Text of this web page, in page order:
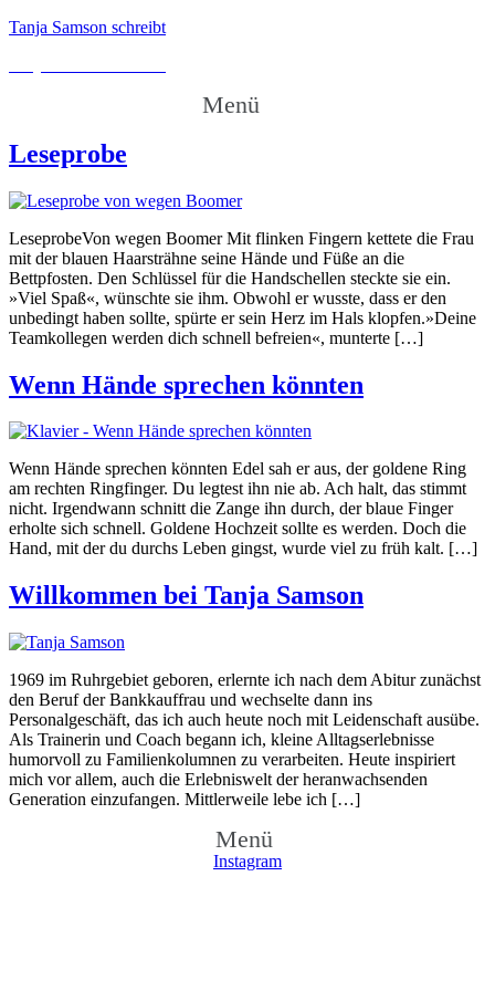
Tanja Samson schreibt
Menü
Leseprobe
LeseprobeVon wegen Boomer Mit flinken Fingern kettete die Frau
mit der blauen Haarsträhne seine Hände und Füße an die
Bettpfosten. Den Schlüssel für die Handschellen steckte sie ein.
»Viel Spaß«, wünschte sie ihm. Obwohl er wusste, dass er den
unbedingt haben sollte, spürte er sein Herz im Hals klopfen.»Deine
Teamkollegen werden dich schnell befreien«, munterte […]
Wenn Hände sprechen könnten
Wenn Hände sprechen könnten Edel sah er aus, der goldene Ring
am rechten Ringfinger. Du legtest ihn nie ab. Ach halt, das stimmt
nicht. Irgendwann schnitt die Zange ihn durch, der blaue Finger
erholte sich schnell. Goldene Hochzeit sollte es werden. Doch die
Hand, mit der du durchs Leben gingst, wurde viel zu früh kalt. […]
Willkommen bei Tanja Samson
1969 im Ruhrgebiet geboren, erlernte ich nach dem Abitur zunächst
den Beruf der Bankkauffrau und wechselte dann ins
Personalgeschäft, das ich auch heute noch mit Leidenschaft ausübe.
Als Trainerin und Coach begann ich, kleine Alltagserlebnisse
humorvoll zu Familienkolumnen zu verarbeiten. Heute inspiriert
mich vor allem, auch die Erlebniswelt der heranwachsenden
Generation einzufangen. Mittlerweile lebe ich […]
Menü
Instagram